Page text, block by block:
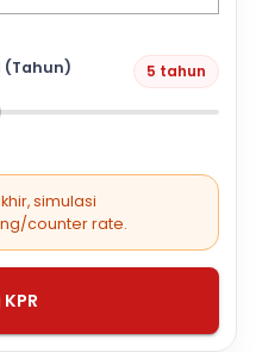
(Tahun) 5 tahun
simulasi
counter rate.